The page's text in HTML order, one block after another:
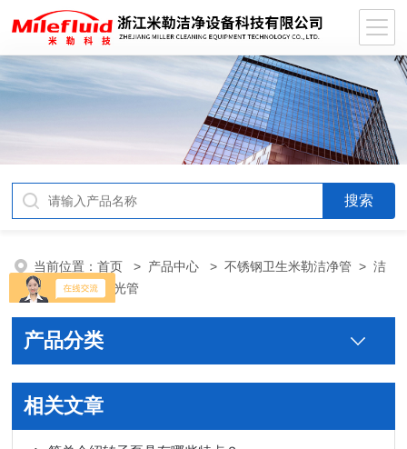
当前位置：首页 > 产品中心 >不锈钢卫生米勒洁净管 >洁
净钢管/电解抛光管
产品分类
相关文章